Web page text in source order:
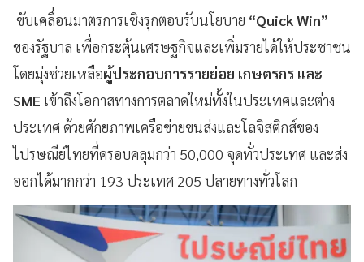
ขับเคลื่อนมาตรการเชิงรุกตอบรับนโยบาย “Quick Win”
ของรัฐบาล เพื่อกระตุ้นเศรษฐกิจและเพิ่มรายได้ให้ประชาชน
โดยมุ่งช่วยเหลือผู้ประกอบการรายย่อย เกษตรกร และ
SME เข้าถึงโอกาสทางการตลาดใหม่ทั้งในประเทศและต่าง
ประเทศ ด้วยศักยภาพเครือข่ายขนส่งและโลจิสติกส์ของ
ไปรษณีย์ไทยที่ครอบคลุมกว่า 50,000 จุดทั่วประเทศ และส่ง
ออกได้มากกว่า 193 ประเทศ 205 ปลายทางทั่วโลก